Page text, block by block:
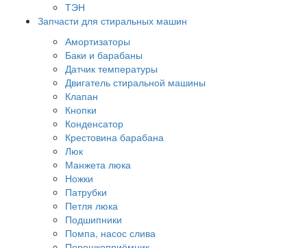
ТЭН
Запчасти для стиральных машин
Амортизаторы
Баки и барабаны
Датчик температуры
Двигатель стиральной машины
Клапан
Кнопки
Конденсатор
Крестовина барабана
Люк
Манжета люка
Ножки
Патрубки
Петля люка
Подшипники
Помпа, насос слива